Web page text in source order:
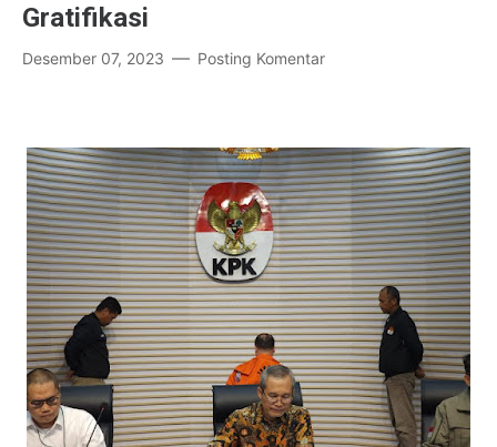
Gratifikasi
Desember 07, 2023 Posting Komentar